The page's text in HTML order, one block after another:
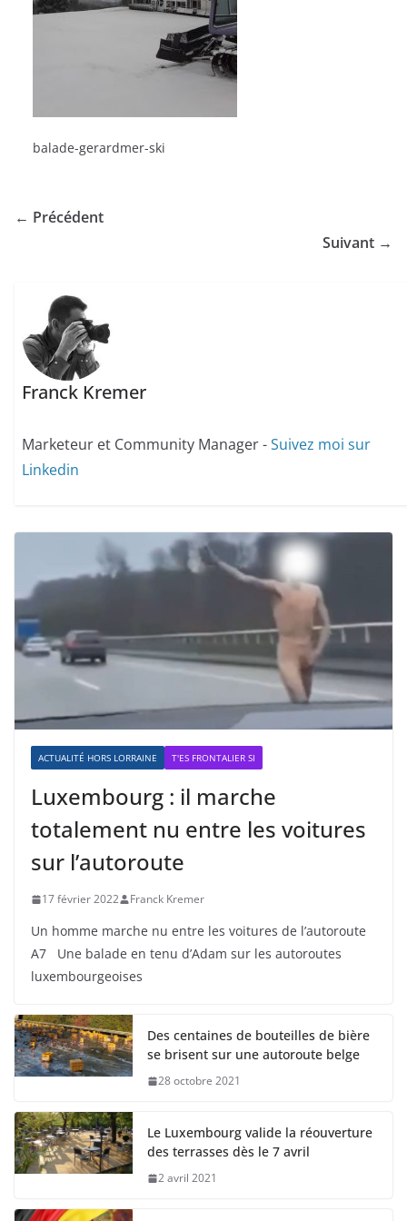
balade-gerardmer-ski
← Précédent
Suivant →
Franck Kremer
Marketeur et Community Manager -Suivez moi sur
Linkedin
ACTUALITÉ HORS LORRAINE T'ES FRONTALIER SI
Luxembourg : il marche
totalement nu entre les voitures
sur l’autoroute
17 février 2022 Franck Kremer
Un homme marche nu entre les voitures de l’autoroute
A7 Une balade en tenu d’Adam sur les autoroutes
luxembourgeoises
Des centaines de bouteilles de bière
se brisent sur une autoroute belge
28 octobre 2021
Le Luxembourg valide la réouverture
des terrasses dès le 7 avril
2 avril 2021